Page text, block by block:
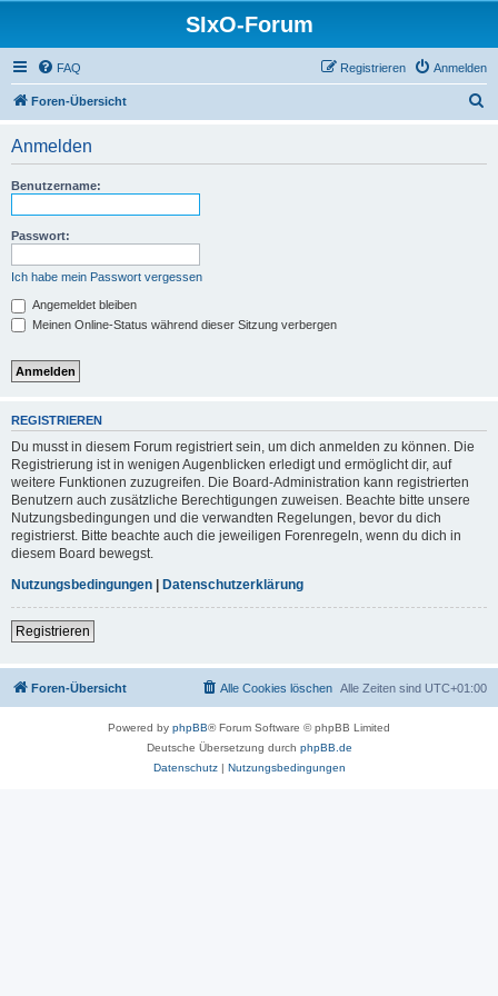
SIxO-Forum
FAQ Anmelden
Registrieren
Foren-Übersicht
Anmelden
Benutzername:
Passwort:
Ich habe mein Passwort vergessen
Angemeldet bleiben
Meinen Online-Status während dieser Sitzung verbergen
REGISTRIEREN
Du musst in diesem Forum registriert sein, um dich anmelden zu können. Die
Registrierung ist in wenigen Augenblicken erledigt und ermöglicht dir, auf
weitere Funktionen zuzugreifen. Die Board-Administration kann registrierten
Benutzern auch zusätzliche Berechtigungen zuweisen. Beachte bitte unsere
Nutzungsbedingungen und die verwandten Regelungen, bevor du dich
registrierst. Bitte beachte auch die jeweiligen Forenregeln, wenn du dich in
diesem Board bewegst.
Nutzungsbedingungen | Datenschutzerklärung
Registrieren
Foren-Übersicht Alle Zeiten sind UTC+01:00
Alle Cookies löschen
Powered by phpBB® Forum Software © phpBB Limited
Deutsche Übersetzung durch phpBB.de
Datenschutz| Nutzungsbedingungen